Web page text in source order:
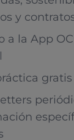
y
a la App